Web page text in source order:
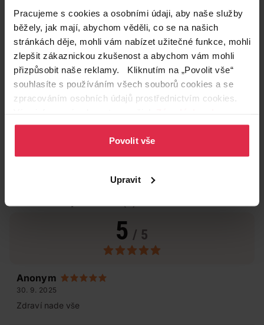
Pracujeme s cookies a osobními údaji, aby naše služby
běžely, jak mají, abychom věděli, co se na našich
stránkách děje, mohli vám nabízet užitečné funkce, mohli
zlepšit zákaznickou zkušenost a abychom vám mohli
přizpůsobit naše reklamy. Kliknutím na „Povolit vše“
souhlasíte s používáním všech souborů cookies a se
zpracováním osobních údajů prostřednictvím cookies.
osobních údajů.
Povolit vše
Upravit
5 / 5
Anonym
30. 9. 2025
Zdraví nade vše